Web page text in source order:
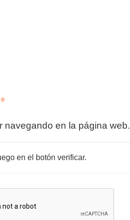
navegando en la página web.
en el botón verificar.